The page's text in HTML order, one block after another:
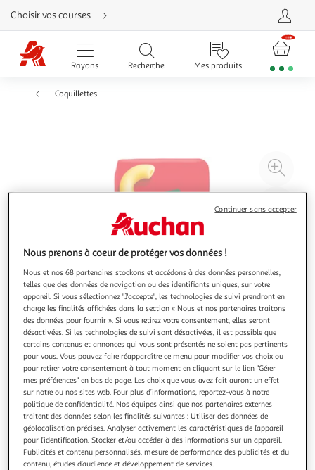
Aller
directement
au
contenu
Aller
directement
Aller
d'aide
Choisir vos courses
Rayons Recherche Mes produits
Coquillettes
à
4.5 (11)
PANZANI
Coquillettes blé français
Nos Coquillettes Panzani sont fabriquées avec amour dans
nos usines de pâtes de Marseille et Nanterre. Récoltés au
plus proche de nos moulins, nos blés sont 100% français,
En savoir +
Nous prenons à coeur de protéger vos données !
Nous et nos 68 partenaires stockons et accédons à des données personnelles,
telles que des données de navigation ou des identifiants uniques, sur votre
appareil. Si vous sélectionnez "J'accepte", les technologies de suivi prendront en
charge les finalités affichées dans la section « Nous et nos partenaires traitons
des données pour fournir ». Si vous retirez votre consentement, elles seront
désactivées. Si les technologies de suivi sont désactivées, il est possible que
certains contenus et annonces qui vous sont présentés ne soient pas pertinents
pour vous. Vous pouvez faire réapparaître ce menu pour modifier vos choix ou
pour retirer votre consentement à tout moment en cliquant sur le lien "Gérer
mes préférences" en bas de page. Les choix que vous avez fait auront un effet
sur notre ou nos sites web. Pour plus d’informations, reportez-vous à notre
politique de confidentialité. Nos équipes ainsi que nos partenaires externes
traitent des données selon les finalités suivantes : Utiliser des données de
géolocalisation précises. Analyser activement les caractéristiques de l’appareil
pour l’identification. Stocker et/ou accéder à des informations sur un appareil.
Publicités et contenu personnalisés, mesure de performance des publicités et du
contenu, études d’audience et développement de services.
Continuer sans accepter